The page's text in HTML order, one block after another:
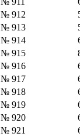
№ 912
№ 913
№ 914
№ 915
№ 916
№ 917
№ 918
№ 919
№ 920
№ 921